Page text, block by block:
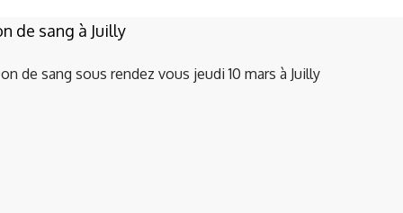
de sang à Juilly
de sang sous rendez vous jeudi 10 mars à Juilly